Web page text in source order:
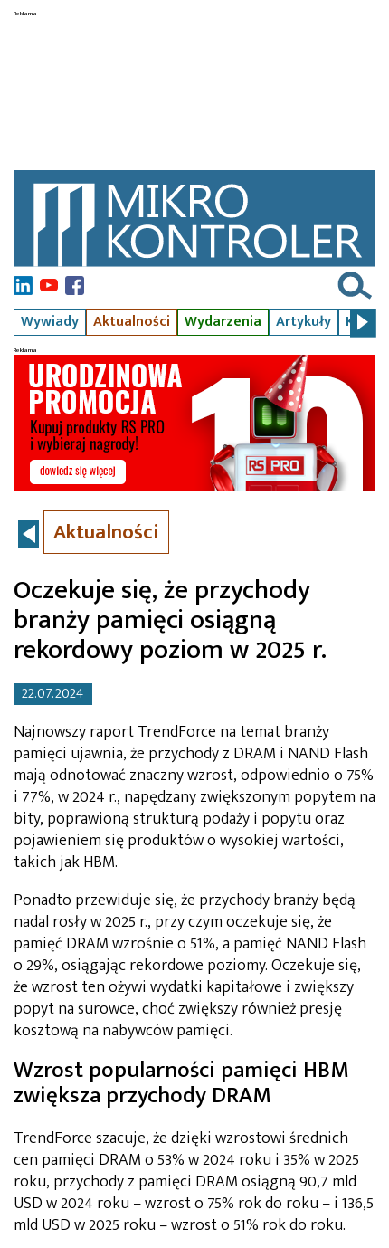
Wywiady Aktualności Wydarzenia Artykuły Kursy
Aktualności
Oczekuje się, że przychody
branży pamięci osiągną
rekordowy poziom w 2025 r.
22.07.2024
Najnowszy raport TrendForce na temat branży
pamięci ujawnia, że przychody z DRAM i NAND Flash
mają odnotować znaczny wzrost, odpowiednio o 75%
i 77%, w 2024 r., napędzany zwiększonym popytem na
bity, poprawioną strukturą podaży i popytu oraz
pojawieniem się produktów o wysokiej wartości,
takich jak HBM.
Ponadto przewiduje się, że przychody branży będą
nadal rosły w 2025 r., przy czym oczekuje się, że
pamięć DRAM wzrośnie o 51%, a pamięć NAND Flash
o 29%, osiągając rekordowe poziomy. Oczekuje się,
że wzrost ten ożywi wydatki kapitałowe i zwiększy
popyt na surowce, choć zwiększy również presję
kosztową na nabywców pamięci.
Wzrost popularności pamięci HBM
zwiększa przychody DRAM
TrendForce szacuje, że dzięki wzrostowi średnich
cen pamięci DRAM o 53% w 2024 roku i 35% w 2025
roku, przychody z pamięci DRAM osiągną 90,7 mld
USD w 2024 roku – wzrost o 75% rok do roku – i 136,5
mld USD w 2025 roku – wzrost o 51% rok do roku.